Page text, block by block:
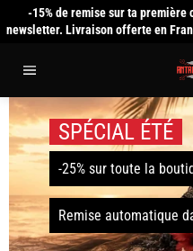
Passer
au
-15% de remise sur ta première
newsletter. Livraison offerte en
SPÉCIAL ÉTÉ
-25% sur toute la
Remise automatique